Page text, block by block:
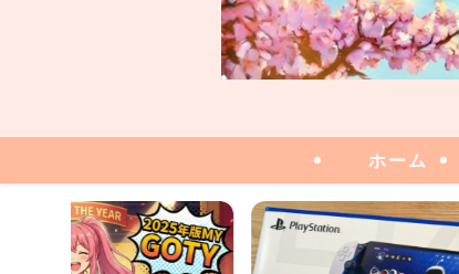
ホーム